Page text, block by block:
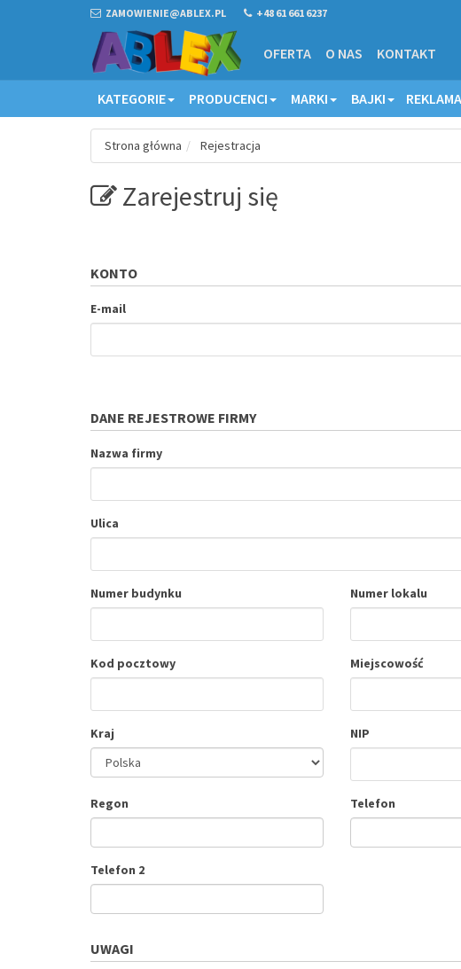
ZAMOWIENIE@ABLEX.PL +48 61 661 6237
OFERTA O NAS KONTAKT
KATEGORIE PRODUCENCI MARKI BAJKI
Strona główna Rejestracja
Zarejestruj się
KONTO
E-mail
DANE REJESTROWE FIRMY
Nazwa firmy
Ulica
Numer budynku Numer lokalu
Kod pocztowy Miejscowość
Kraj NIP
Regon Telefon
Telefon 2
UWAGI